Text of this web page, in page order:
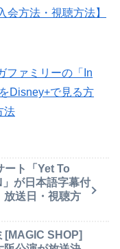
会方法・視聴方法】
ファミリーの「In
Disney+で見る方
法
ート「Yet To
が日本語字幕付
放送日・視聴方
[MAGIC SHOP]